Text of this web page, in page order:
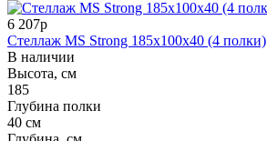
6 207р
Стеллаж MS Strong 185x100x40 (4 полки)
В наличии
Высота, см
185
Глубина полки
40 см